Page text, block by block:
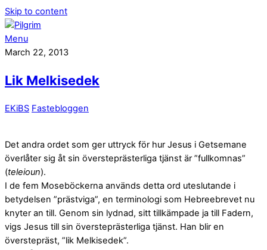
Skip to content
Menu
March 22, 2013
Lik Melkisedek
EKiBS Fastebloggen
Det andra ordet som ger uttryck för hur Jesus i Getsemane
överlåter sig åt sin översteprästerliga tjänst är ”fullkomnas”
(teleioun).
I de fem Moseböckerna används detta ord uteslutande i
betydelsen ”prästviga”, en terminologi som Hebreebrevet nu
knyter an till. Genom sin lydnad, sitt tillkämpade ja till Fadern,
vigs Jesus till sin översteprästerliga tjänst. Han blir en
överstepräst, ”lik Melkisedek”.